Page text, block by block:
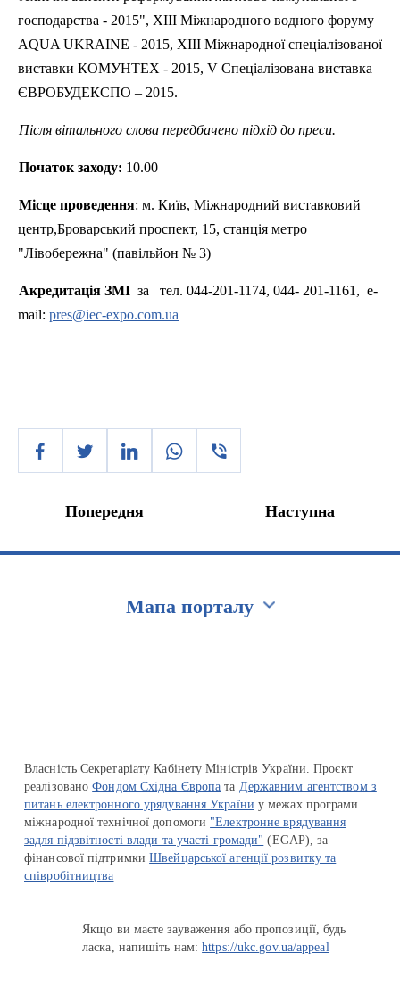
господарства - 2015", XIII Міжнародного водного форуму
AQUA UKRAINE - 2015, XIII Міжнародної спеціалізованої
виставки КОМУНТЕХ - 2015, V Спеціалізована виставка
ЄВРОБУДЕКСПО – 2015.
Після вітального слова передбачено підхід до преси.
Початок заходу: 10.00
Місце проведення: м. Київ, Міжнародний виставковий
центр,Броварський проспект, 15, станція метро
"Лівобережна" (павільйон № 3)
Акредитація ЗМІ за тел. 044-201-1174, 044- 201-1161, e-
mail: pres@iec-expo.com.ua
Попередня Наступна
Мапа порталу
Власність Секретаріату Кабінету Міністрів України. Проєкт
реалізованоФондом Східна Європа та Державним агентством з
питань електронного урядування України у межах програми
міжнародної технічної допомоги "Електронне врядування
задля підзвітності влади та участі громади" (EGAP), за
фінансової підтримкиШвейцарської агенції розвитку та
співробітництва
Якщо ви маєте зауваження або пропозиції, будь
ласка, напишіть нам:https://ukc.gov.ua/appeal